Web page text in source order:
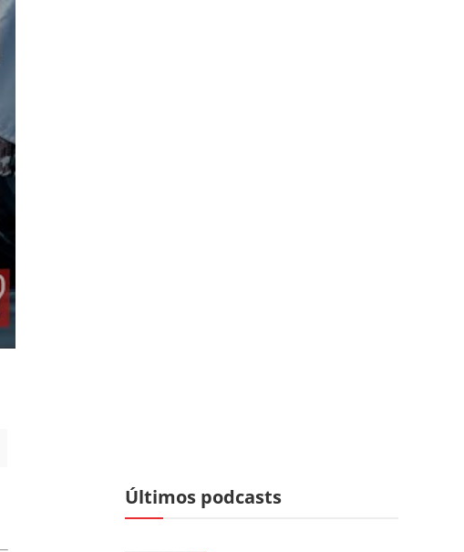
Últimos podcasts